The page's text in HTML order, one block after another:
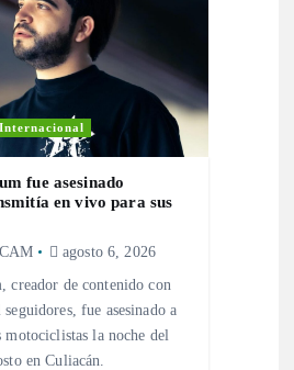
Internacional
fue asesinado
en vivo para sus
agosto 6, 2026
creador de contenido con
fue asesinado a
motociclistas la noche del
en Culiacán.